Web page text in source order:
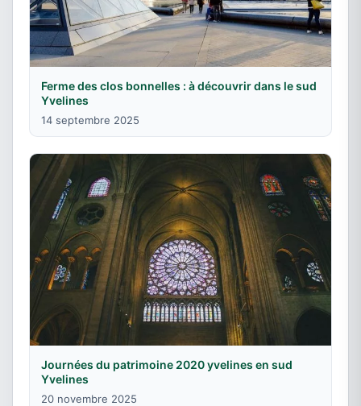
Ferme des clos bonnelles : à découvrir dans le sud
Yvelines
14 septembre 2025
Journées du patrimoine 2020 yvelines en sud
Yvelines
20 novembre 2025